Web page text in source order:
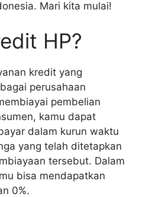
Mari kita mulai!
HP?
kredit yang
perusahaan
pembelian
kamu dapat
dalam kurun waktu
yang telah ditetapkan
tersebut. Dalam
bisa mendapatkan
0%.